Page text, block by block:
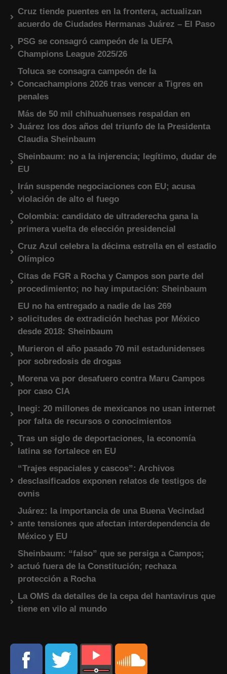
Cruz tiende puentes en la frontera, actualizan
acuerdo de Ciudades Hermanas Juárez – El Paso
PSG se consagró campeón de la UEFA
Champions League 2025/26
Toluca se consagra campeón de la
Concachampions 2026 tras vencer a Tigres en
penales
Más de 50 mil chihuahuenses respaldan en
Juárez los dos años del triunfo de la Presidenta
Claudia Sheinbaum
Sheinbaum: no a la injerencia; legítimo, dudar de
EU
Irán suspende negociaciones con EU; acusa
violación de alto el fuego
Colombia: candidato de ultraderecha gana la
primera vuelta de elección presidencial
Cruz Azul celebra la décima estrella en el estadio
Olímpico
Citas de FGR a Rocha y Campos son parte del
procedimiento; no hay imputación: Sheinbaum
EU no ha entregado a nadie de las 269
solicitudes de extradición hechas por México
desde 2018: Sheinbaum
Murieron el año pasado 70 mil estadunidenses
por sobredosis de drogas
Morena va por desafuero contra Maru Campos
por caso CIA
Inegi: 20 millones de mexicanos no usan internet
por falta de recursos o conocimientos
Tras un siglo de deportaciones, la economía
latina se fortalece en EU
“Trajes espaciales y cascos”: Archivos
desclasificados exponen relatos de testigos de
ovnis
Juárez: la importancia de una Buena Vecindad
ante tensiones que afectan interdependencia de
México y EU
Sheinbaum: “falso” que se persiga a Campos;
actuó fuera de la Constitución; rechaza
protección a Rocha
La OMS da detalles de la cepa del hantavirus que
tiene en vilo al mundo